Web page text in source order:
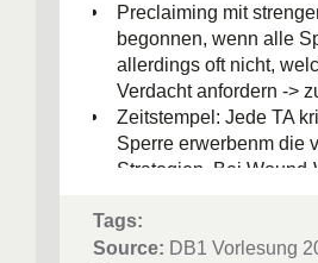
Preclaiming mit
begonnen, wenn alle
allerdings oft nicht,
Verdacht anfordern ->
Zeitstempel: Jede TA
Sperre erwerbenm die
Strategien. Bei
älter ist, ansonsten wird
Tags:
Source: DB1 Vorlesung